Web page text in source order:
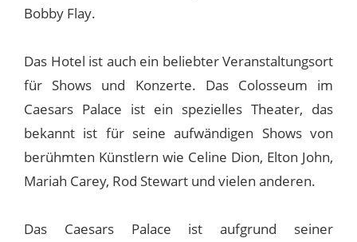
Bobby Flay.
Das Hotel ist auch ein beliebter Veranstaltungsort
für Shows und Konzerte. Das Colosseum im
Caesars Palace ist ein spezielles Theater, das
bekannt ist für seine aufwändigen Shows von
berühmten Künstlern wie Celine Dion, Elton John,
Mariah Carey, Rod Stewart und vielen anderen.
Das Caesars Palace ist aufgrund seiner